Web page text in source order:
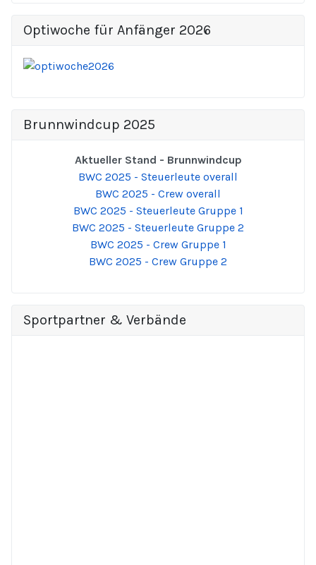
Optiwoche für Anfänger 2026
Brunnwindcup 2025
Aktueller Stand - Brunnwindcup
BWC 2025 - Steuerleute overall
BWC 2025 - Crew overall
BWC 2025 - Steuerleute Gruppe 1
BWC 2025 - Steuerleute Gruppe 2
BWC 2025 - Crew Gruppe 1
BWC 2025 - Crew Gruppe 2
Sportpartner & Verbände